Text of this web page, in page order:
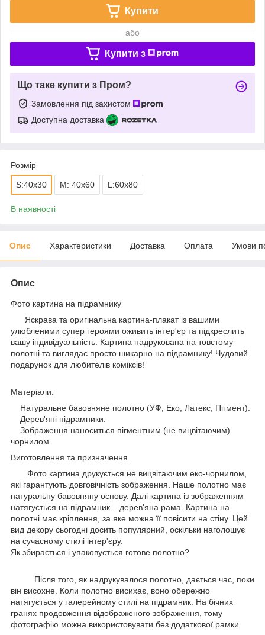
Купити
або
Купити з
Що таке купити з Пром?
Замовлення під захистом
Доступна доставка
Розмір
S:40x30 M: 40x60 L:60x80
В наявності
Опис Характеристики Доставка Оплата Умови
Опис
Фото картина на підрамнику
Яскрава та оригінальна картина-плакат із вашими
улюбленими супер героями оживить інтер'єр та підкреслить
вашу індивідуальність. Картина надрукована на товстому
полотні та виглядає просто шикарно на підрамнику! Чудовий
подарунок для любителів коміксів!
Матеріали:
Натуральне бавовняне полотно (УФ, Еко, Латекс, Пігмент).
Дерев'яні підрамники.
Зображення наноситься пігментним (не вицвітаючим)
чорнилом.
Виготовлення та призначення.
Фото картина друкується не вицвітаючим еко-чорнилом,
які гарантують довговічність зображення. Наше полотно має
натуральну бавовняну основу. Далі картина із зображенням
натягується на підрамник – дерев'яна рама. Картина на
полотні має кріплення, за яке можна її повісити на стіну. Цей
вид декору сьогодні досить популярний, оскільки наголошує
на сучасному стилі інтер'єру.
Як збирається і упаковується готове полотно?
Після того, як надрукувалося полотно, дається час, поки
він висохне. Коли полотно висихає, воно обережно
натягується у галерейному стилі на підрамник. На бічних
гранях продовження відображеного зображення, тому
фотографію можна використовувати без додаткової рамки.